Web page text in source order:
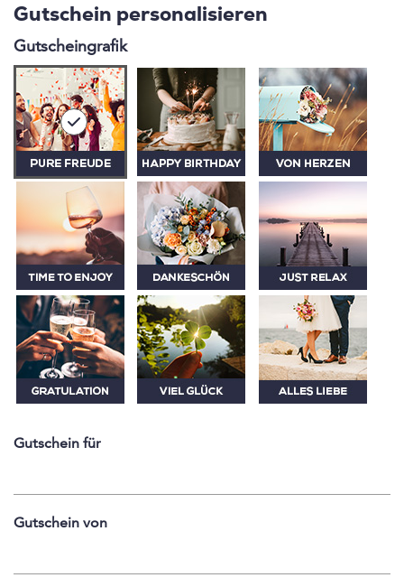
Gutschein personalisieren
Gutscheingrafik
Gutschein für
Gutschein von